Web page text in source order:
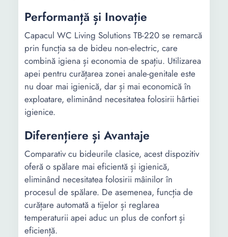
Performanță și Inovație
Capacul WC Living Solutions TB-220 se remarcă
prin funcția sa de bideu non-electric, care
combină igiena și economia de spațiu. Utilizarea
apei pentru curățarea zonei anale-genitale este
nu doar mai igienică, dar și mai economică în
exploatare, eliminând necesitatea folosirii hârtiei
igienice.
Diferențiere și Avantaje
Comparativ cu bideurile clasice, acest dispozitiv
oferă o spălare mai eficientă și igienică,
eliminând necesitatea folosirii mâinilor în
procesul de spălare. De asemenea, funcția de
curățare automată a tijelor și reglarea
temperaturii apei aduc un plus de confort și
eficiență.